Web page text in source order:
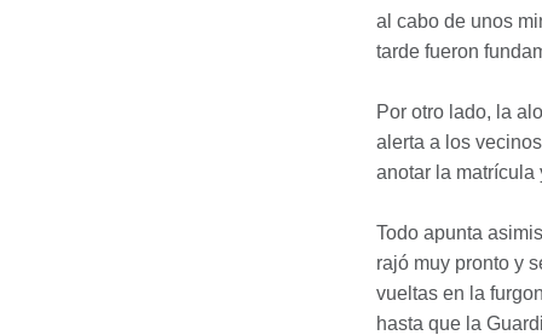
al cabo de unos
tarde fueron
Por otro lado, la
alerta a los
anotar la matrícula
Todo apunta
rajó muy pronto y
vueltas en la
hasta que la